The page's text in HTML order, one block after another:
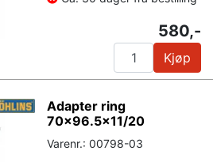
580,-
Kjøp
Adapter ring
70x96.5x11/20
Varenr.: 00798-03